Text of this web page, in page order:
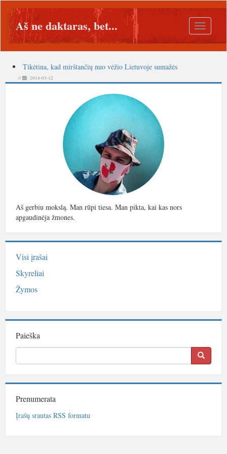
Toggle
Aš ne daktaras, bet...
Tikėtina, kad mirštančių nuo vėžio Lietuvoje sumažės
// 2014-03-12
Aš gerbiu mokslą. Man rūpi tiesa. Man pikta, kai kas nors
apgaudinėja žmones.
Visi įrašai
Skyreliai
Žymos
Paieška
Prenumerata
Įrašų srautas RSS formatu